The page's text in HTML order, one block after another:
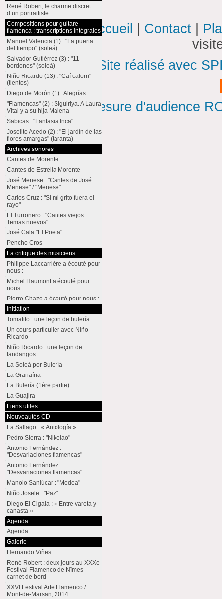
René Robert, le charme discret
d’un portraitiste
Compositions pour guitare
flamenca : transcriptions intégrales
Manuel Valencia (1) : "La puerta
del tiempo" (soleá)
Salvador Gutiérrez (3) : "11
bordones" (soleá)
Niño Ricardo (13) : "Caí calorri"
(tientos)
Diego de Morón (1) : Alegrías
"Flamencas" (2) : Siguiriya. A Laura
Vital y a su hija Malena
Sabicas : "Fantasia Inca"
Joselito Acedo (2) : "El jardín de las
flores amargas" (taranta)
Archives sonores
Cantes de Morente
Cantes de Estrella Morente
José Menese : "Cantes de José
Menese" / "Menese"
Carlos Cruz : "Si mi grito fuera el
rayo"
El Turronero : "Cantes viejos.
Temas nuevos"
José Cala "El Poeta"
Pencho Cros
La critique des musiciens
Philippe Laccarrière a écouté pour
nous :
Michel Haumont a écouté pour
nous :
Pierre Chaze a écouté pour nous :
Initiation
Tomatito : une leçon de bulería
Un cours particulier avec Niño
Ricardo
Niño Ricardo : une leçon de
fandangos
La Soleá por Bulería
La Granaína
La Bulería (1ère partie)
La Guajira
Liens utiles
Nouveautés CD
La Sallago : « Antología »
Pedro Sierra : "Nikelao"
Antonio Fernández :
"Desvariaciones flamencas"
Antonio Fernández :
"Desvariaciones flamencas"
Manolo Sanlúcar : "Medea"
Niño Josele : "Paz"
Diego El Cigala : « Entre vareta y
canasta »
Agenda
Agenda
Galerie
Hernando Viñes
René Robert : deux jours au XXXe
Festival Flamenco de Nîmes -
carnet de bord
XXVI Festival Arte Flamenco /
Mont-de-Marsan, 2014
Accueil Contact
Site réalisé avec
Mesure d'audience